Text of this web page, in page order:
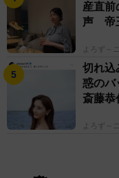
産直前
声 帝
よろず～
切れ込
惑のバ
斎藤恭
よろず～